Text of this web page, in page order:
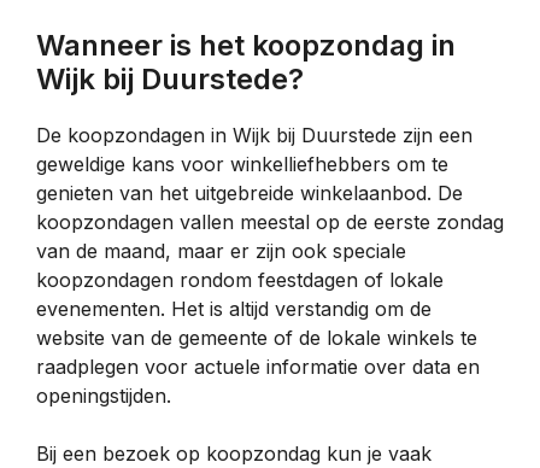
Wanneer is het koopzondag in
Wijk bij Duurstede?
De koopzondagen in Wijk bij Duurstede zijn een
geweldige kans voor winkelliefhebbers om te
genieten van het uitgebreide winkelaanbod. De
koopzondagen vallen meestal op de eerste zondag
van de maand, maar er zijn ook speciale
koopzondagen rondom feestdagen of lokale
evenementen. Het is altijd verstandig om de
website van de gemeente of de lokale winkels te
raadplegen voor actuele informatie over data en
openingstijden.
Bij een bezoek op koopzondag kun je vaak